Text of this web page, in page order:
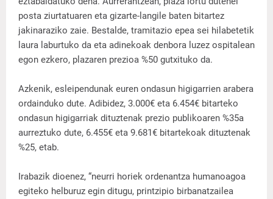
posta ziurtatuaren eta gizarte-langile baten bitartez
jakinaraziko zaie. Bestalde, tramitazio epea sei hilabetetik
laura laburtuko da eta adinekoak denbora luzez ospitalean
egon ezkero, plazaren prezioa %50 gutxituko da.
Azkenik, esleipendunak euren ondasun higigarrien arabera
ordainduko dute. Adibidez, 3.000€ eta 6.454€ bitarteko
ondasun higigarriak dituztenak prezio publikoaren %35a
aurreztuko dute, 6.455€ eta 9.681€ bitartekoak dituztenak
%25, etab.
Irabazik dioenez, “neurri horiek ordenantza humanoagoa
egiteko helburuz egin ditugu, printzipio birbanatzailea